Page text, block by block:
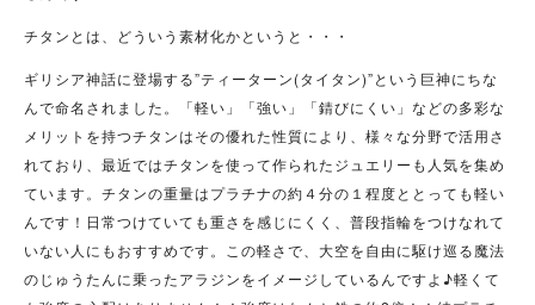
チタンとは、どういう素材化かというと・・・
ギリシア神話に登場する”ティーターン(タイタン)”という巨神にちな
んで命名されました。「軽い」「強い」「錆びにくい」などの多彩な
メリットを持つチタンはその優れた性質により、様々な分野で活用さ
れており、最近ではチタンを使って作られたジュエリーも人気を集め
ています。チタンの重量はプラチナの約４分の１程度ととっても軽い
んです！日常つけていても重さを感じにくく、普段指輪をつけなれて
いない人にもおすすめです。この軽さで、大空を自由に駆け巡る魔法
のじゅうたんに乗ったアラジンをイメージしているんですよ♪軽くて